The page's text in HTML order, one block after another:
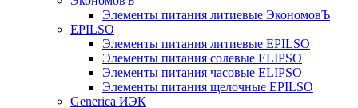
Элементы питания литиевые ЭкономовЪ
EPILSO
Элементы питания литиевые EPILSO
Элементы питания солевые ELIPSO
Элементы питания часовые ELIPSO
Элементы питания щелочные EPILSO
Generica ИЭК